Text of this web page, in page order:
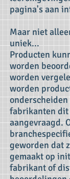
pagina's aan
Maar niet
uniek...
Producten
worden
worden
worden
fabrikanten dit
aangevraagd.
geworden dat
gemaakt op
fabrikant of